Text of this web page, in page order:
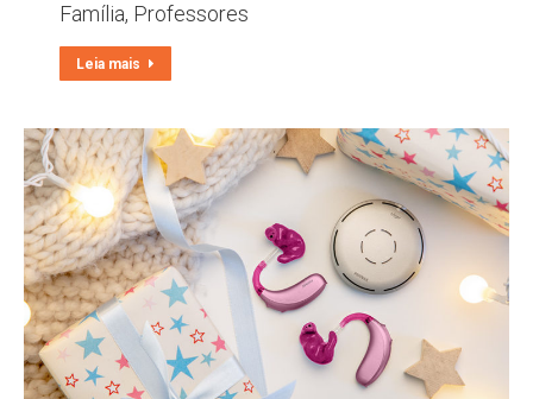
Família, Professores
Leia mais